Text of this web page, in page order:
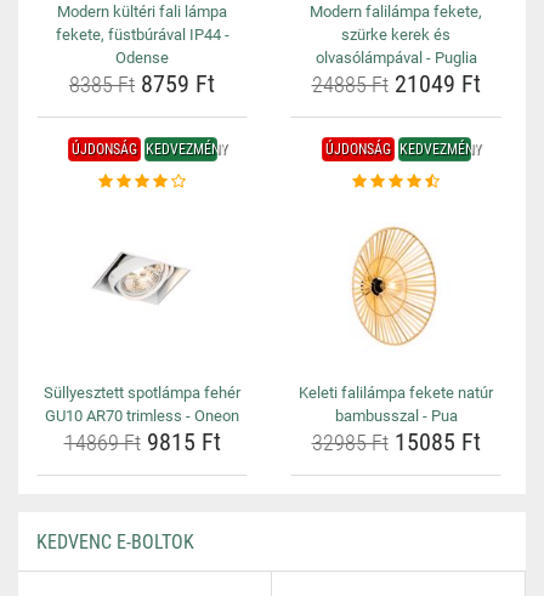
Modern kültéri fali lámpa
fekete, füstbúrával IP44 -
Odense
8385 Ft 8759 Ft
Modern falilámpa fekete,
szürke kerek és
olvasólámpával - Puglia
24885 Ft21049 Ft
ÚJDONSÁG KEDVEZMÉNY
Süllyesztett spotlámpa fehér
GU10 AR70 trimless - Oneon
14869 Ft9815 Ft
ÚJDONSÁG KEDVEZMÉNY
Keleti falilámpa fekete natúr
bambusszal - Pua
32985 Ft15085 Ft
KEDVENC E-BOLTOK